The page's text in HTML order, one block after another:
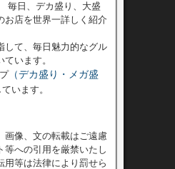
毎日、デカ盛り、大盛
お店を世界一詳しく紹介
して、毎日魅力的なグル
います。
（デカ盛り・メガ盛
います。
像、文の転載はご遠慮
等への引用を厳禁いたし
用等は法律により罰せら